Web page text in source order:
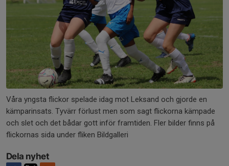
Våra yngsta flickor spelade idag mot Leksand och gjorde en
kämparinsats. Tyvärr förlust men som sagt flickorna kämpade
och slet och det bådar gott inför framtiden. Fler bilder finns på
flickornas sida under fliken Bildgalleri
Dela nyhet